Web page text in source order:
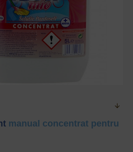
manual concentrat pentru